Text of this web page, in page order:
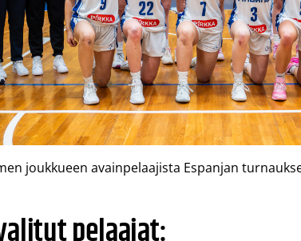
joukkueen avainpelaajista Espanjan